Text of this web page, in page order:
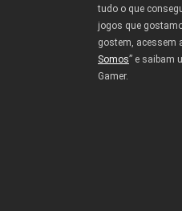
tudo o que
jogos que
gostem, acessem
Somos” e saibam
Gamer.